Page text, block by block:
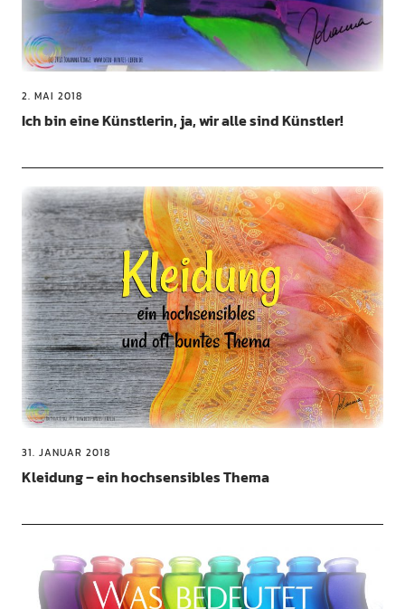
2. MAI 2018
Ich bin eine Künstlerin, ja, wir alle sind Künstler!
31. JANUAR 2018
Kleidung – ein hochsensibles Thema